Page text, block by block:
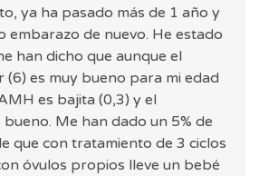
ya ha pasado más de 1 año y
embarazo de nuevo. He estado
han dicho que aunque el
(6) es muy bueno para mi edad
es bajita (0,3) y el
Me han dado un 5% de
que con tratamiento de 3 ciclos
óvulos propios lleve un bebé